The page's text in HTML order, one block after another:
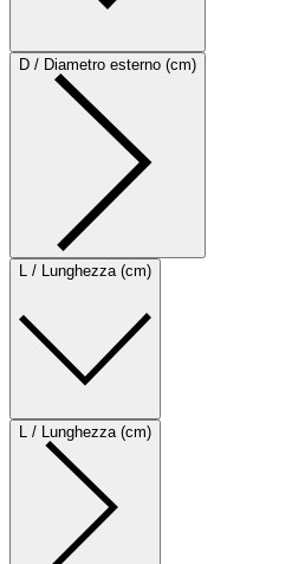
D / Diametro esterno (cm)
L / Lunghezza (cm)
L / Lunghezza (cm)